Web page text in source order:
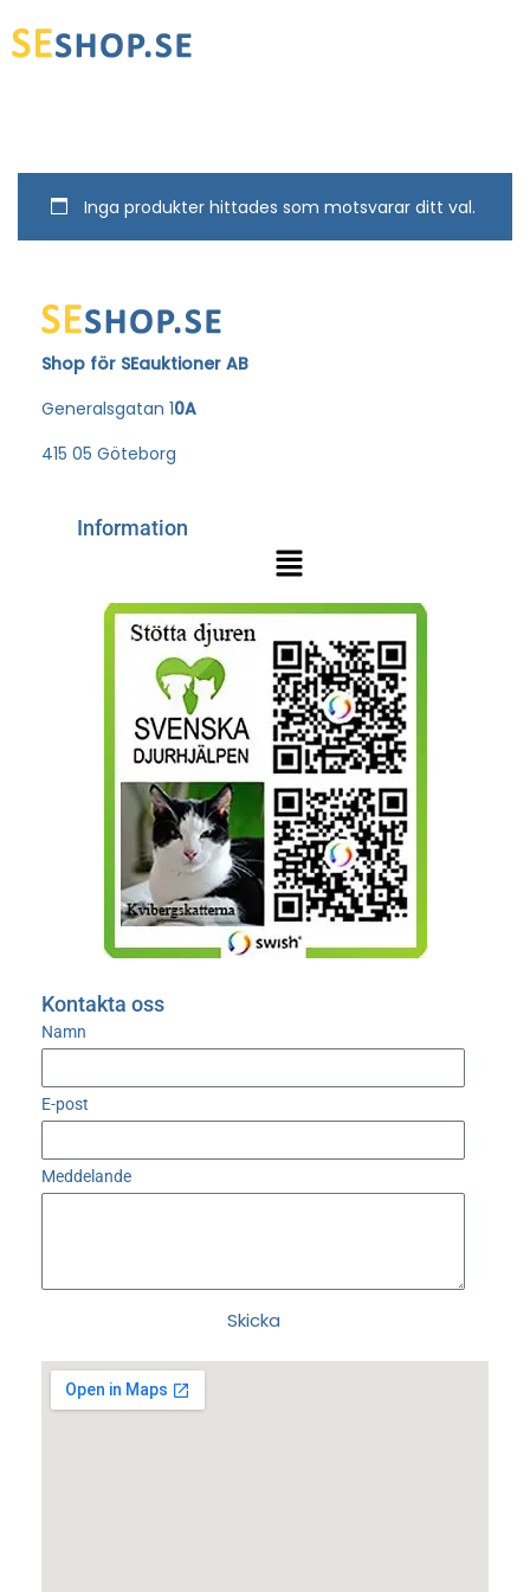
Inga produkter hittades som motsvarar ditt val.
Shop för SEauktioner AB
Generalsgatan 10A
415 05 Göteborg
Information
Kontakta oss
Namn
E-post
Meddelande
Skicka